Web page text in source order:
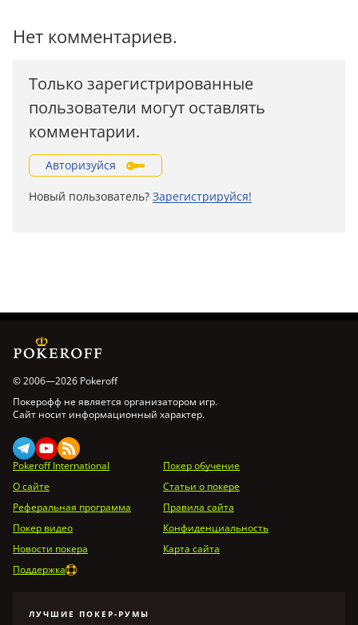
Нет комментариев.
Только зарегистрированные
пользователи могут оставлять
комментарии.
Авторизуйся
Новый пользователь? Зарегистрируйся!
© 2006—2026 Pokeroff
Покерофф не является организатором игр.
Сайт носит информационный характер.
Pokeroff International
Покер обучение
О сайте
Статьи о покере
Реферальная программа
Правила сайта
Покер видео
Конфиденциальность
Новости покера
Карта сайта
Поддержка
ЛУЧШИЕ ПОКЕР-РУМЫ